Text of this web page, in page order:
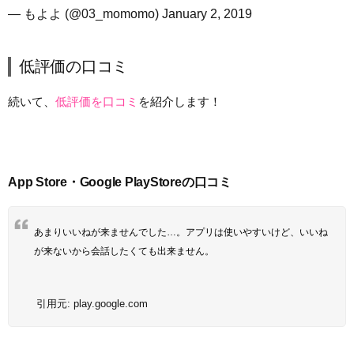
— もよよ (@03_momomo) January 2, 2019
低評価の口コミ
続いて、 低評価を口コミ を紹介します！
App Store・Google PlayStoreの口コミ
あまりいいねが来ませんでした…。アプリは使いやすいけど、いいね
が来ないから会話したくても出来ません。
引用元: play.google.com